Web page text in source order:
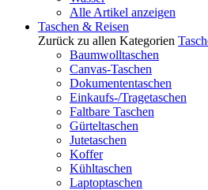
Alle Artikel anzeigen
Taschen & Reisen
Zurück zu allen Kategorien
Baumwolltaschen
Canvas-Taschen
Dokumententaschen
Einkaufs-/Tragetaschen
Faltbare Taschen
Gürteltaschen
Jutetaschen
Koffer
Kühltaschen
Laptoptaschen